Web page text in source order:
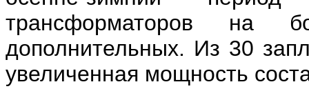
трансформаторов на
дополнительных. Из 30
увеличенная мощность